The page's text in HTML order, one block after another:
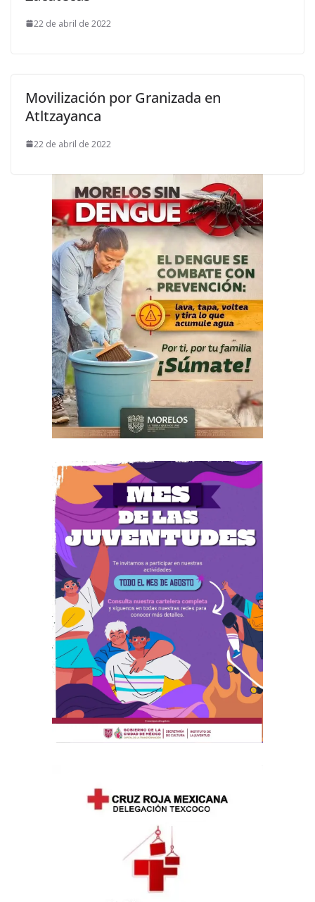
22 de abril de 2022
Movilización por Granizada en
Atltzayanca
22 de abril de 2022